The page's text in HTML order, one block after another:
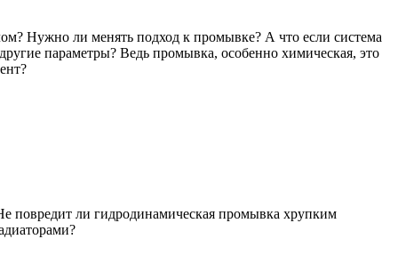
Нужно ли менять подход к промывке? А что если система
параметры? Ведь промывка, особенно химическая, это
повредит ли гидродинамическая промывка хрупким